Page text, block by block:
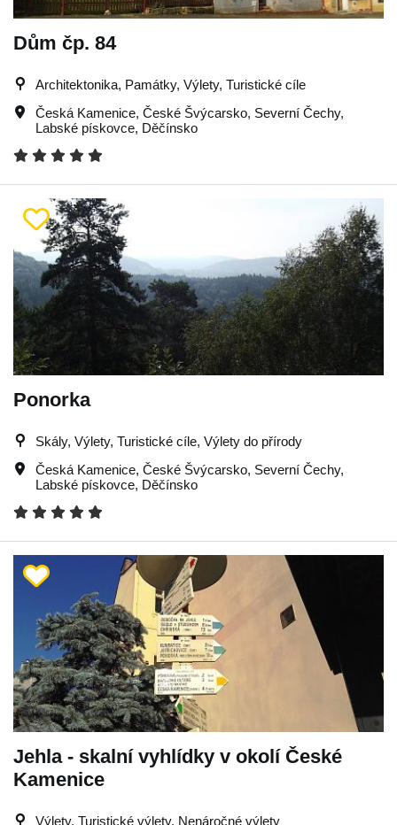
Dům čp. 84
Architektonika, Památky, Výlety, Turistické cíle
Česká Kamenice, České Švýcarsko, Severní Čechy,
Labské pískovce, Děčínsko
Ponorka
Skály, Výlety, Turistické cíle, Výlety do přírody
Česká Kamenice, České Švýcarsko, Severní Čechy,
Labské pískovce, Děčínsko
Jehla - skalní vyhlídky v okolí České
Kamenice
Výlety, Turistické výlety, Nenáročné výlety